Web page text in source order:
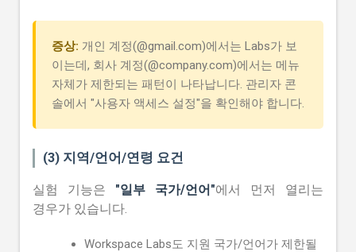
증상: 개인 계정(@gmail.com)에서는 Labs가 보
이는데, 회사 계정(@company.com)에서는 메뉴
자체가 제한되는 패턴이 나타납니다. 관리자 콘
솔에서 "사용자 액세스 설정"을 확인해야 합니다.
(3) 지역/언어/연령 요건
실험 기능은 "일부 국가/언어"에서 먼저 열리는
경우가 있습니다.
Workspace Labs도 지원 국가/언어가 제한될